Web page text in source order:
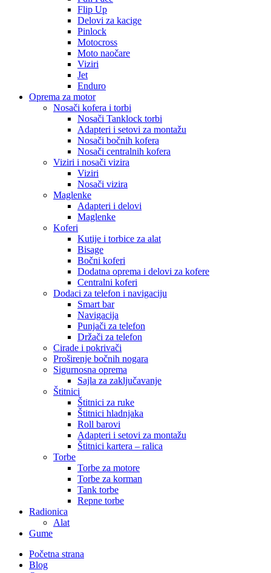
Flip Up
Delovi za kacige
Pinlock
Motocross
Moto naočare
Viziri
Jet
Enduro
Oprema za motor
Nosači kofera i torbi
Nosači Tanklock torbi
Adapteri i setovi za montažu
Nosači bočnih kofera
Nosači centralnih kofera
Viziri i nosači vizira
Viziri
Nosači vizira
Maglenke
Adapteri i delovi
Maglenke
Koferi
Kutije i torbice za alat
Bisage
Bočni koferi
Dodatna oprema i delovi za kofere
Centralni koferi
Dodaci za telefon i navigaciju
Smart bar
Navigacija
Punjači za telefon
Držači za telefon
Cirade i pokrivači
Proširenje bočnih nogara
Sigurnosna oprema
Sajla za zaključavanje
Štitnici
Štitnici za ruke
Štitnici hladnjaka
Roll barovi
Adapteri i setovi za montažu
Štitnici kartera – ralica
Torbe
Torbe za motore
Torbe za korman
Tank torbe
Repne torbe
Radionica
Alat
Gume
Početna strana
Blog